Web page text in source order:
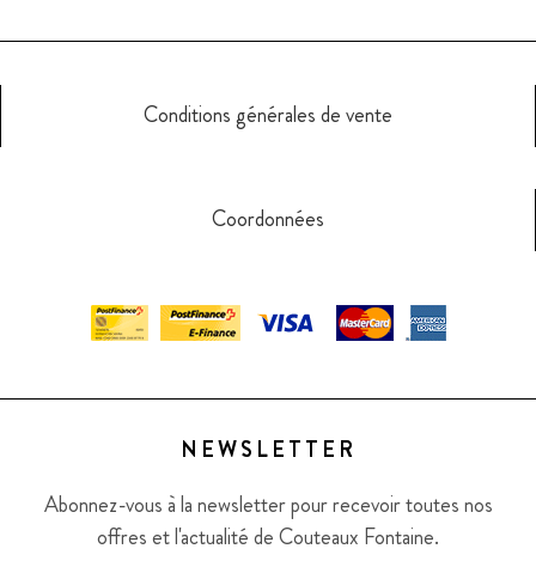
Conditions générales de vente
Coordonnées
NEWSLETTER
Abonnez-vous à la newsletter pour recevoir toutes nos
offres et l'actualité de Couteaux Fontaine.